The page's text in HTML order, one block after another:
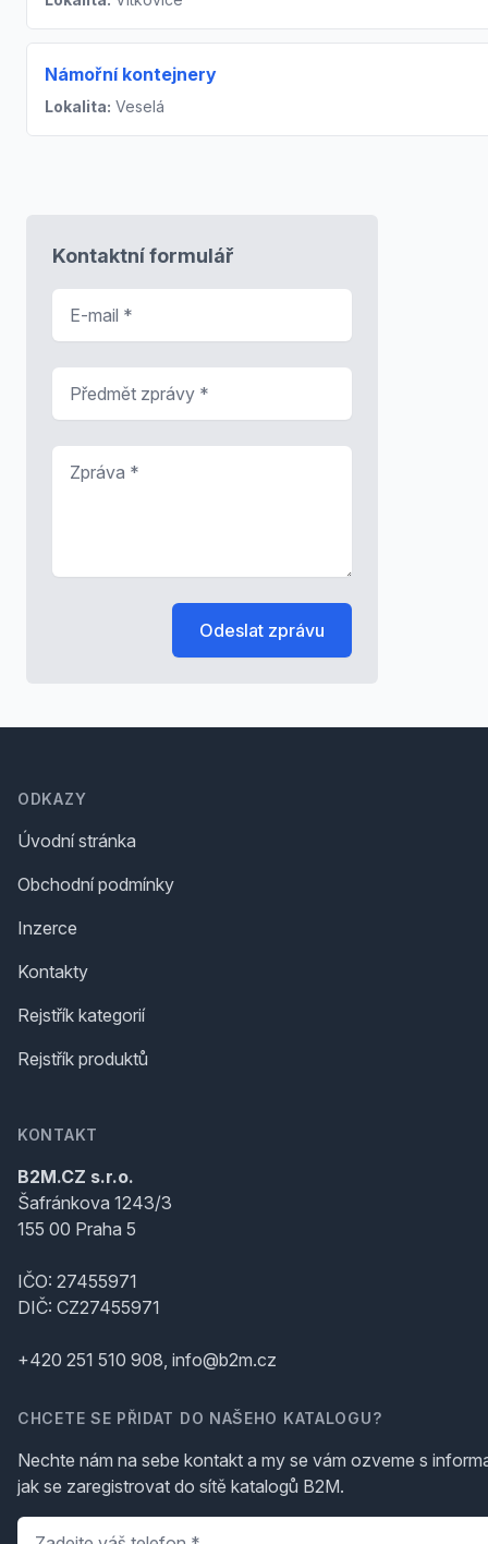
Námořní kontejnery
Lokalita: Veselá
Kontaktní formulář
Odeslat zprávu
ODKAZY
Úvodní stránka
Obchodní podmínky
Inzerce
Kontakty
Rejstřík kategorií
Rejstřík produktů
KONTAKT
B2M.CZ s.r.o.
Šafránkova 1243/3
155 00 Praha 5
IČO: 27455971
DIČ: CZ27455971
+420 251 510 908, info@b2m.cz
CHCETE SE PŘIDAT DO NAŠEHO KATALOGU?
Nechte nám na sebe kontakt a my se vám ozveme s
jak se zaregistrovat do sítě katalogů B2M.
Telefon